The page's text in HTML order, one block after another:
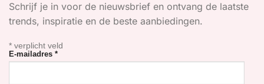
Schrijf je in voor de nieuwsbrief en ontvang de laatste
trends, inspiratie en de beste aanbiedingen.
* verplicht veld
E-mailadres *